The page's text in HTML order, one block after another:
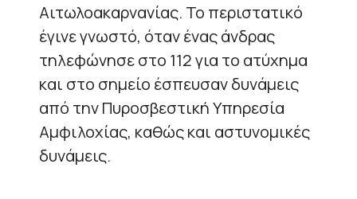
Αιτωλοακαρνανίας. Το περιστατικό
έγινε γνωστό, όταν ένας άνδρας
τηλεφώνησε στο 112 για το ατύχημα
και στο σημείο έσπευσαν δυνάμεις
από την Πυροσβεστική Υπηρεσία
Αμφιλοχίας, καθώς και αστυνομικές
δυνάμεις.